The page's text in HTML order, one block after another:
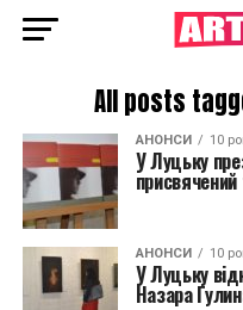
All posts
АНОНСИ 10
У Луцьку
АНОНСИ 10
У Луцьку
Назара